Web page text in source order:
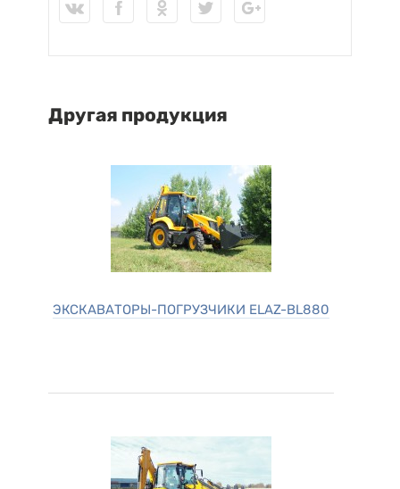
Другая продукция
ЭКСКАВАТОРЫ-ПОГРУЗЧИКИ ELAZ-BL880